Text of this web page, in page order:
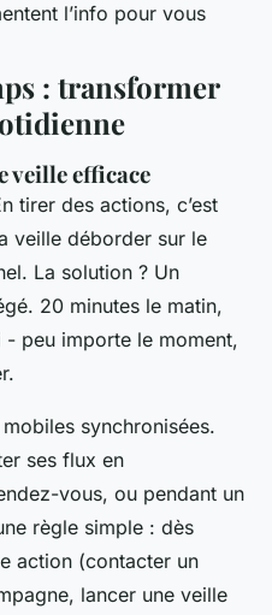
l’info pour vous
: transformer
veille efficace
tirer des actions, c’est
veille déborder sur le
La solution ? Un
20 minutes le matin,
peu importe le moment,
synchronisées.
ses flux en
vous, ou pendant un
règle simple : dès
action (contacter un
lancer une veille